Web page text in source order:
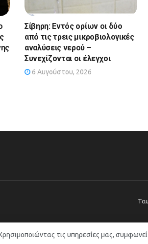
Σίβηρη: Εντός ορίων οι δύο
από τις τρεις μικροβιολογικές
αναλύσεις νερού –
Συνεχίζονται οι έλεγχοι
6 Αυγούστου, 2026
τις υπηρεσίες μας,